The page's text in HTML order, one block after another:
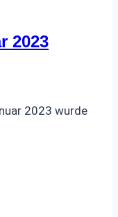
2023
2023 wurde